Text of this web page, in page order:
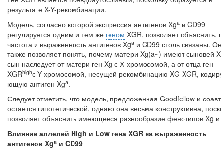
результате X-Y-рекомбинации.
Модель, согласно которой экспрессия антигенов Xga и CD99
регулируется од­ним и тем же геном XGR, позволяет объяснить,
частота и выраженность антигенов Xga и CD99 столь связаны.
также позволяет понять, почему матери Xg(a~) имеют сыновей
сын наследует от матери ген Xg с Х-хромосомой, а от отца ген
XGRhighс Y-хромосомой, несущей рекомбинацию XG-XGR,
ющую антиген Xga.
Следует отметить, что модель, предложенная Goodfellow и
остается ги­потетической, однако она весьма конструктивна,
позволяет объяснить имеющееся разнообразие фенотипов Xg
Влияние аллелей High и Low гена XGR на выраженность
антигенов Xga и CD99